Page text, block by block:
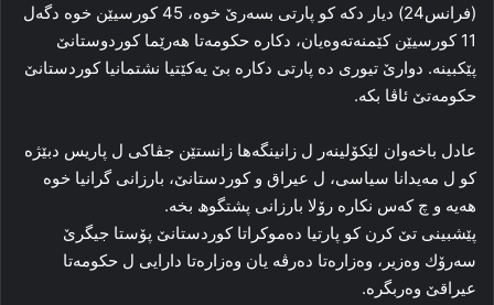
(فرانس24) دیار دكە كو پارتی بسەرێ خوە، 45 كورسیێن خوە دگەل
11 كورسیێن كێمنەتەوەیان، دكارە حكومەتا ھەرێما كوردوستانێ
پێكبینە. دوارێ تیوری دە پارتی دكارە بێ یەكێتیا نشتمانیا كوردستانێ
حكومەتێ ئاڤا بكە.
عادل باخەوان لێكۆلینەر ل زانینگەھا زانستێن جڤاكی ل پاریس دبێژە
كو ل مەیدانا سیاسی، ل عیراق و كوردستانێ، بارزانی گرانیا خوە
ھەیە و چ كەس نكارە رۆلا بارزانی پشتگوھ بخە.
پێشبینی تێ كرن كو پارتیا دەموكراتا كوردستانێ پۆستا جیگرێ
سەرۆك وەزیر، وەزارەتا دەرڤە یان وەزارەتا دارایی ل حكومەتا
عیراقێ وەربگرە.